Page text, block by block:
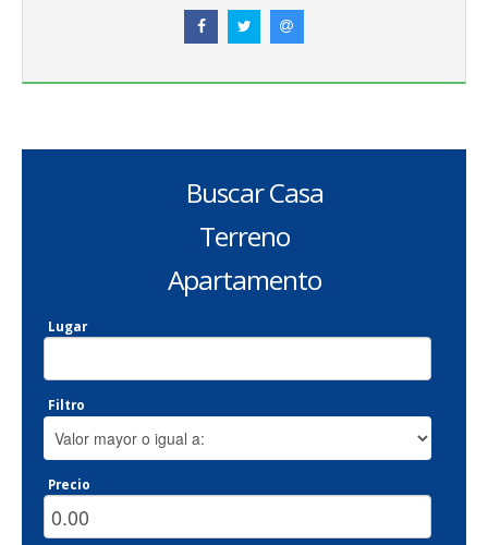
Buscar Casa
Terreno
Apartamento
Lugar
Filtro
Precio